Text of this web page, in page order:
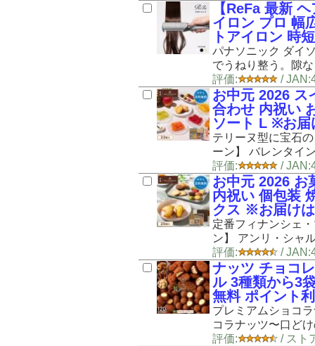
【ReFa 最新
イロン プロ 幅
トアイロン 時
パナソニック ダイ
でうねり整う。隙
評価:
/
お中元 2026 ス
合わせ 内祝い
ソート L ※お届
テリーヌ型に宝石
ーン】 バレンタイ
評価:
/
お中元 2026 お
内祝い 個包装
クス ※お届け
定番フィナンシェ
ン】 アンリ・シャ
評価:
/
ナッツ チョコ
ル 3種類から3
無料 ポイント
プレミアムショコ
コラナッツ〜口ど
評価:
/ スト